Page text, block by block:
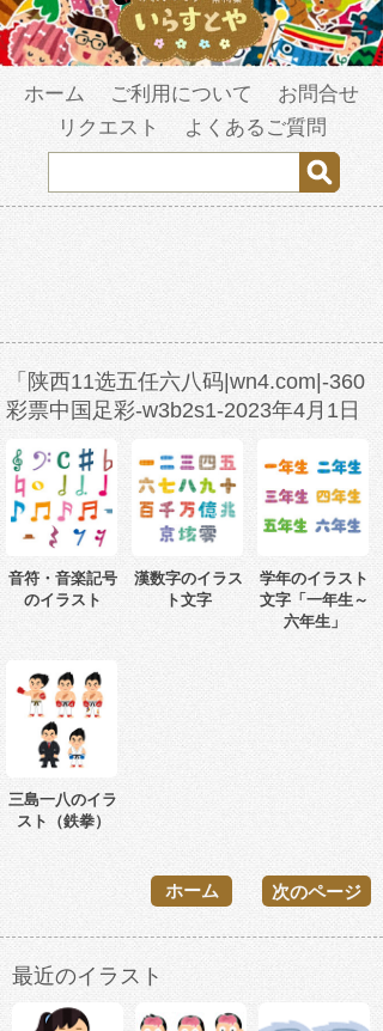
ホーム ご利用について
お問合せ
リクエスト
よくあるご質問
「陕西11选五任六八码|wn4.com|-360
彩票中国足彩-w3b2s1-2023年4月1日
18时8分51秒-ydy8kfy9s.com」の検索
結果
音符・音楽記号
のイラスト
漢数字のイラス
ト文字
学年のイラスト
文字「一年生～
六年生」
三島一八のイラ
スト（鉄拳）
次のページ
ホーム
最近のイラスト